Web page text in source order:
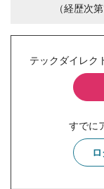
（経歴次
テックダイレク
すでに